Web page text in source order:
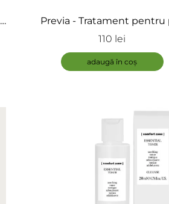
Previa - Tratament pentru
vopsit - After Color
110 lei
adaugă în coș